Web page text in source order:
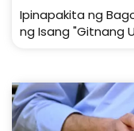
Ipinapakita ng
ng Isang "Gitnang